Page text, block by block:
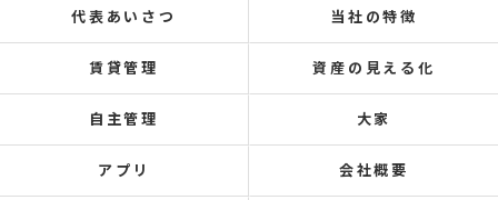
代表あいさつ 当社の特徴
賃貸管理 資産の見える化
自主管理 大家
アプリ 会社概要